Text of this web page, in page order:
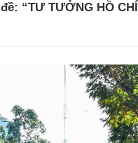
“TƯ TƯỞNG HỒ CHÍ